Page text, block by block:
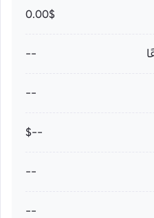
0.00$
--
--
--$
--
--